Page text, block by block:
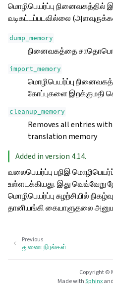
மொழிபெயர்ப்பு நினைவகத்தில்
வடிகட்டப்படவில்லை
dump_memory
நினைவகத்தை
import_memory
மொழிபெயர்ப்பு
கோப்புகளை இறக்குமதி
cleanup_memory
Removes all entries
translation memory
Added in version 4.14.
வலைபெயர்ப்பு பநிஇ
உள்ளடக்கியது. இது
மொழிபெயர்ப்பு சுழற்சியில்
தானியங்கி கையாளுதலை
Previous
துணை நிரல்கள்
Copyright ©
Made withSphinxand